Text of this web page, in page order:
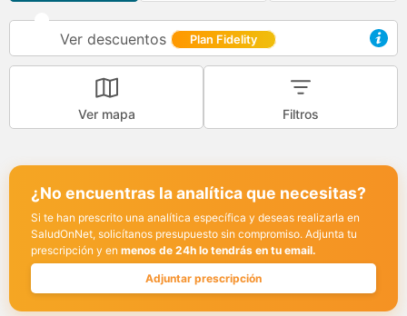
Ver descuentos Plan Fidelity
Ver mapa Filtros
¿No encuentras la analítica que necesitas?
Si te han prescrito una analítica específica y deseas realizarla en
SaludOnNet, solicítanos presupuesto sin compromiso. Adjunta tu
prescripción y en menos de 24h lo tendrás en tu email.
Adjuntar prescripción